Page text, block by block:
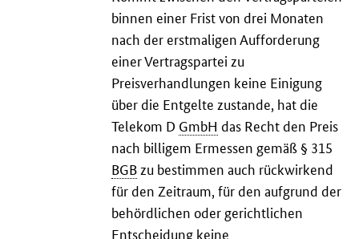
binnen einer Frist von drei Monaten
nach der erstmaligen Aufforderung
einer Vertragspartei zu
Preisverhandlungen keine Einigung
über die Entgelte zustande, hat die
Telekom D GmbH das Recht den Preis
nach billigem Ermessen gemäß § 315
BGB zu bestimmen auch rückwirkend
für den Zeitraum, für den aufgrund der
behördlichen oder gerichtlichen
Entscheidung keine